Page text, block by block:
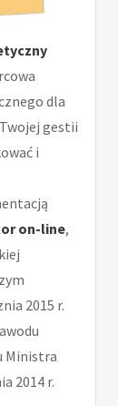
dla
gestii
i
on-line,
2015 r.
Ministra
2014 r.